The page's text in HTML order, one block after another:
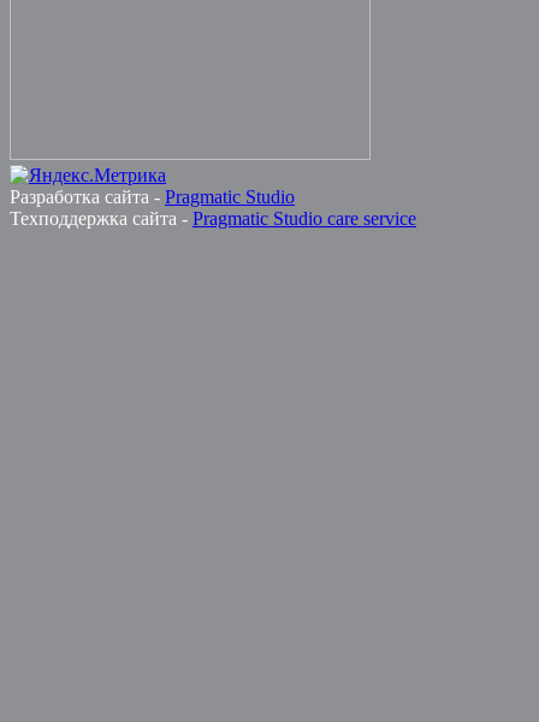
Разработка сайта - Pragmatic Studio
Техподдержка сайта - Pragmatic Studio care service